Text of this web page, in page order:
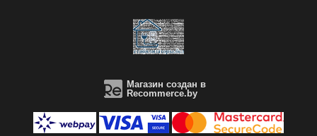
Магазин создан в
Recommerce.by